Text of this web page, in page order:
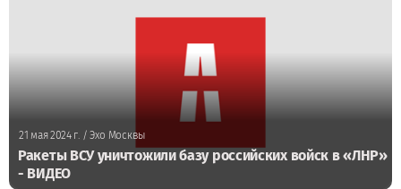
21 мая 2024 г./ Эхо Москвы
Ракеты ВСУ уничтожили базу российских войск в «ЛНР»
- ВИДЕО